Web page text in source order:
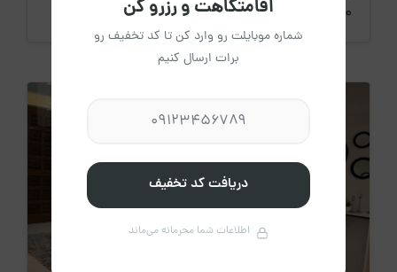
5،500،000 تومان / هرشب
اقامتگاهت و رزرو کن
شماره موبایلت رو وارد کن تا کد تخفیف رو
برات ارسال کنیم
دریافت کد تخفیف
اطلاعات شما محرمانه می‌ماند